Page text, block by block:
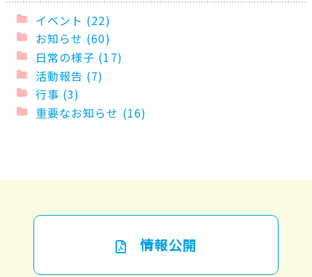
イベント (22)
お知らせ (60)
日常の様子 (17)
活動報告 (7)
行事 (3)
重要なお知らせ (16)
情報公開